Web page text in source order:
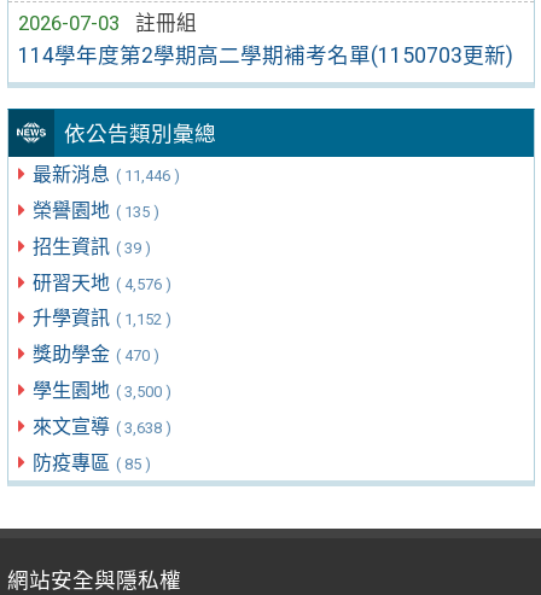
2026-07-03
註冊組
114學年度第2學期高二學期補考名單(1150703更新)
依公告類別彙總
最新消息 ( 11,446 )
榮譽園地 ( 135 )
招生資訊 ( 39 )
研習天地 ( 4,576 )
升學資訊 ( 1,152 )
獎助學金 ( 470 )
學生園地 ( 3,500 )
來文宣導 ( 3,638 )
防疫專區 ( 85 )
網站安全與隱私權